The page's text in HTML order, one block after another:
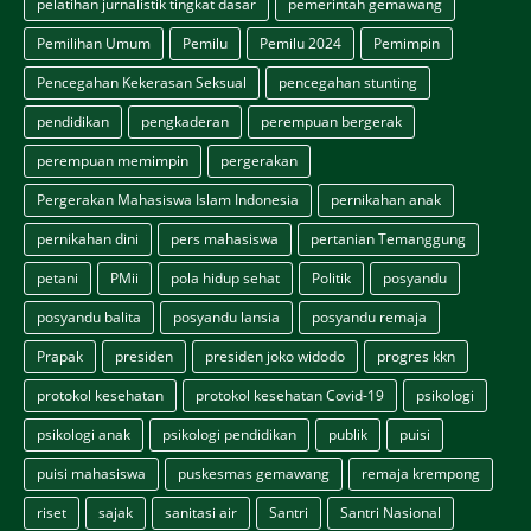
Pemilihan Umum
Pemilu Pemilu 2024
Pemimpin
Pencegahan Kekerasan Seksual
pencegahan stunting
pendidikan
pengkaderan
perempuan bergerak
perempuan memimpin
pergerakan
Pergerakan Mahasiswa Islam Indonesia
pernikahan anak
pernikahan dini
pers mahasiswa
pertanian Temanggung
petani
PMii pola hidup sehat Politik
posyandu
posyandu balita
posyandu lansia
posyandu remaja
Prapak
presiden presiden joko widodo
progres kkn
protokol kesehatan
protokol kesehatan Covid-19
psikologi
psikologi anak
psikologi pendidikan publik
puisi
puisi mahasiswa
puskesmas gemawang
remaja krempong
riset
sajak sanitasi air Santri Santri Nasional